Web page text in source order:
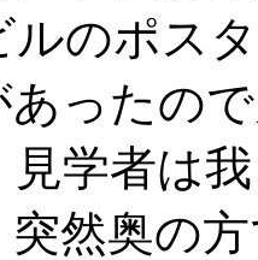
ルのポス
あったの
見学者は
然奥の